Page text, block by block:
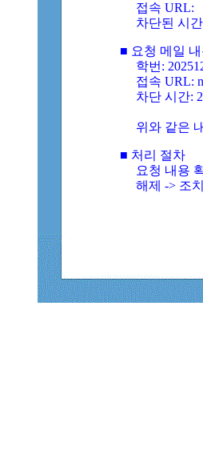
접속 URL:
차단된 시간
■ 요청 메일 내
학번:
접속 URL:
차단 시간:
위와 같은
■ 처리 절차
요청 내용
해제 -> 조